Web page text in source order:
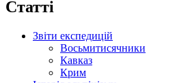
Статті
Звіти експедицій
Восьмитисячники
Кавказ
Крим